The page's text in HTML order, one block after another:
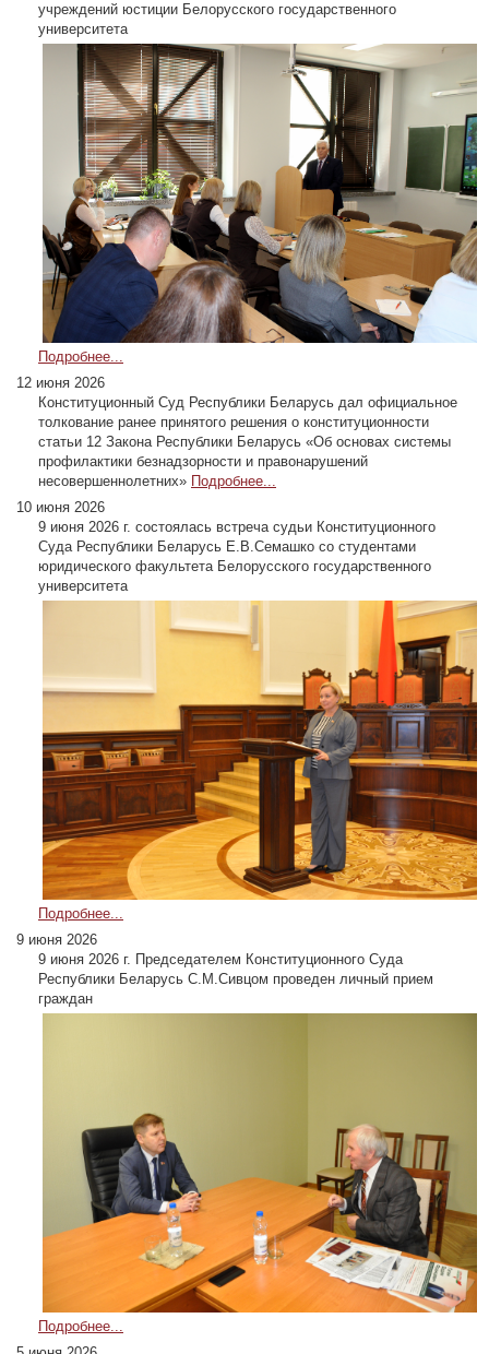
учреждений юстиции Белорусского государственного
университета
Подробнее...
12 июня 2026
Конституционный Суд Республики Беларусь дал официальное
толкование ранее принятого решения о конституционности
статьи 12 Закона Республики Беларусь «Об основах системы
профилактики безнадзорности и правонарушений
несовершеннолетних» Подробнее...
10 июня 2026
9 июня 2026 г. состоялась встреча судьи Конституционного
Суда Республики Беларусь Е.В.Семашко со студентами
юридического факультета Белорусского государственного
университета
Подробнее...
9 июня 2026
9 июня 2026 г. Председателем Конституционного Суда
Республики Беларусь С.М.Сивцом проведен личный прием
граждан
Подробнее...